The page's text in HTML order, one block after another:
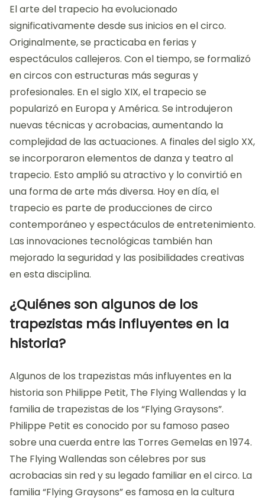
El arte del trapecio ha evolucionado
significativamente desde sus inicios en el circo.
Originalmente, se practicaba en ferias y
espectáculos callejeros. Con el tiempo, se formalizó
en circos con estructuras más seguras y
profesionales. En el siglo XIX, el trapecio se
popularizó en Europa y América. Se introdujeron
nuevas técnicas y acrobacias, aumentando la
complejidad de las actuaciones. A finales del siglo XX,
se incorporaron elementos de danza y teatro al
trapecio. Esto amplió su atractivo y lo convirtió en
una forma de arte más diversa. Hoy en día, el
trapecio es parte de producciones de circo
contemporáneo y espectáculos de entretenimiento.
Las innovaciones tecnológicas también han
mejorado la seguridad y las posibilidades creativas
en esta disciplina.
¿Quiénes son algunos de los
trapezistas más influyentes en la
historia?
Algunos de los trapezistas más influyentes en la
historia son Philippe Petit, The Flying Wallendas y la
familia de trapezistas de los “Flying Graysons”.
Philippe Petit es conocido por su famoso paseo
sobre una cuerda entre las Torres Gemelas en 1974.
The Flying Wallendas son célebres por sus
acrobacias sin red y su legado familiar en el circo. La
familia “Flying Graysons” es famosa en la cultura